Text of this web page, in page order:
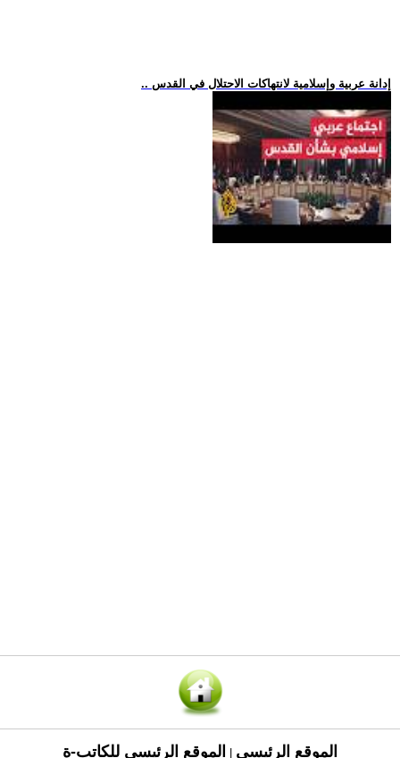
.. إدانة عربية وإسلامية لانتهاكات الاحتلال في القدس
الموقع الرئيسي الموقع الرئيسي للكاتب-ة